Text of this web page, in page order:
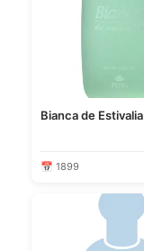
Bianca de Estivalia
📅 1899